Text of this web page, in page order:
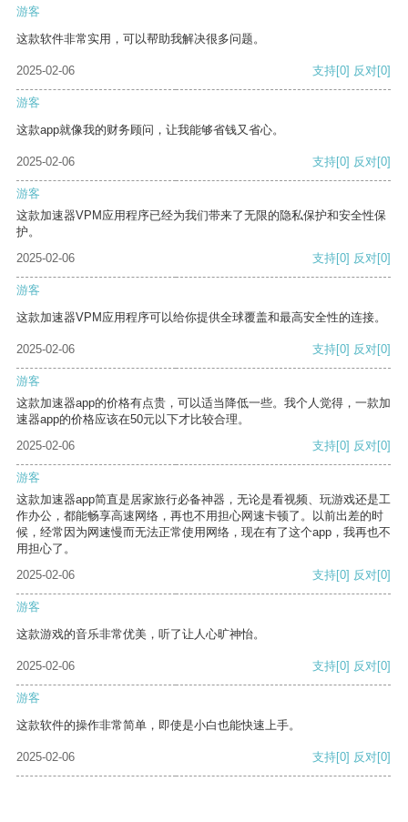
游客
这款软件非常实用，可以帮助我解决很多问题。
2025-02-06 支持[0] 反对[0]
游客
这款app就像我的财务顾问，让我能够省钱又省心。
2025-02-06 支持[0] 反对[0]
游客
这款加速器VPM应用程序已经为我们带来了无限的隐私保护和安全性保
护。
2025-02-06
支持[0] 反对[0]
游客
这款加速器VPM应用程序可以给你提供全球覆盖和最高安全性的连接。
2025-02-06 支持[0] 反对[0]
游客
这款加速器app的价格有点贵，可以适当降低一些。我个人觉得，一款加
速器app的价格应该在50元以下才比较合理。
2025-02-06
支持[0] 反对[0]
游客
这款加速器app简直是居家旅行必备神器，无论是看视频、玩游戏还是工
作办公，都能畅享高速网络，再也不用担心网速卡顿了。以前出差的时
候，经常因为网速慢而无法正常使用网络，现在有了这个app，我再也不
用担心了。
2025-02-06
支持[0] 反对[0]
游客
这款游戏的音乐非常优美，听了让人心旷神怡。
2025-02-06 支持[0] 反对[0]
游客
这款软件的操作非常简单，即使是小白也能快速上手。
2025-02-06 支持[0] 反对[0]